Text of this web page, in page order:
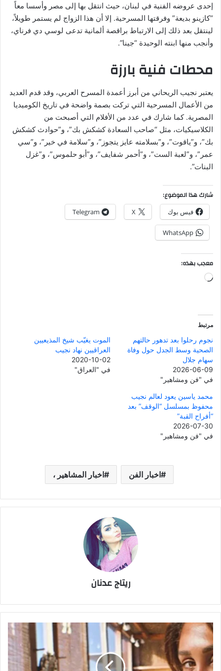
إحدى عروضه الفنية في لبنان، حيث انتقل بها إلى مصر وأسسا معاً
“كازينو بديعة” وفرقتها المسرحية. إلا أن هذا الزواج لم يستمر طويلاً،
لينتقل بعد ذلك إلى الارتباط براقصة ألمانية تدعى لوسي دي فرناي،
وأنجب منها ابنته الوحيدة “جينا”.
محطات فنية بارزة
يعتبر نجيب الريحاني من أبرز أعمدة المسرح العربي، وقد قدم العديد
من الأعمال المسرحية التي تركت بصمة واضحة في تاريخ الكوميديا
المصرية. كما شارك في عدد من الأفلام التي أصبحت من
الكلاسيكيات، مثل “صاحب السعادة كشكش بك”، و”حوادث كشكش
بك”، و”ياقوت”، و”بسلامته عايز يتجوز”، و”سلامة في خير”، و”سي
عمر”، و”لعبة الست”، و”أحمر شفايف”، و”أبو حلموس”، و”غزل
البنات”.
شارك هذا الموضوع:
فيس بوك X
Telegram
WhatsApp
معجب بهذه:
جاري
مرتبط
نجوم رحلوا بعد تدهور حالتهم
الصحية وسط الجدل حول وفاة
سهام جلال
2026-06-09
في "فن ومشاهير"
الموت يغيّب شيخ المذيعيين
العراقيين نهاد نجيب
2020-10-02
في "العراق"
محمد ياسين يعود لعالم نجيب
محفوظ بمسلسل “الوقف” بعد
“أفراح القبة”
2026-07-30
في "فن ومشاهير"
اخبار الفن اخبار المشاهير ،
ريتاج عدنان
إنجي
كيوان
تتألق
بإطلالات
مبهرة